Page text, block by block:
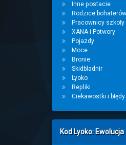
Inne postacie
Rodzice bohaterów
Pracownicy szkoły
XANA i Potwory
Pojazdy
Moce
Bronie
Skidbladnir
Lyoko
Repliki
Ciekawostki i błędy
Kod Lyoko: Ewolucja